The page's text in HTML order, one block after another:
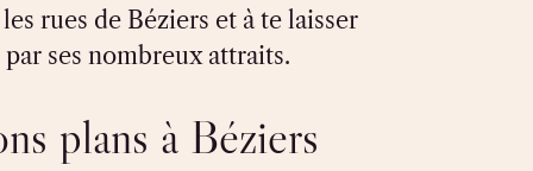
rues de Béziers et à te laisser
ses nombreux attraits.
plans à Béziers